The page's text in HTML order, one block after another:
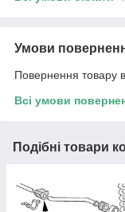
Умови
Повернення товару
Всі умови
Подібні товари